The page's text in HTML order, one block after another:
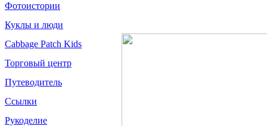
Фотоистории
Куклы и люди
Cabbage Patch Kids
Торговый центр
Путеводитель
Ссылки
Рукоделие